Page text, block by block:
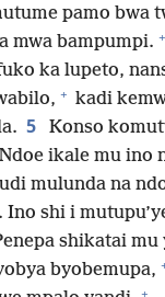
pamo bwa
mwa bampumpi. +
ka lupeto,
+ kadi
5
Konso
ikale mu ino
mulunda na
shi i
shikatai mu
byobemupa,
+